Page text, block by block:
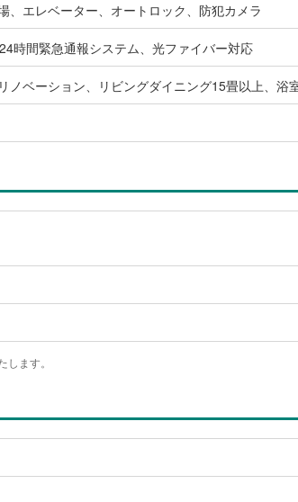
、エレベーター、オートロック、防犯カメラ
時間緊急通報システム、光ファイバー対応
ノベーション、リビングダイニング15畳以上、浴
ます。